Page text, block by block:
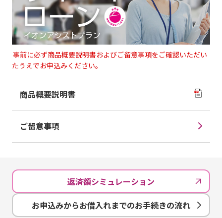
事前に必ず商品概要説明書およびご留意事項をご確認いただい
たうえでお申込みください。
商品概要説明書
ご留意事項
返済額シミュレーション
お申込みからお借入れまでのお手続きの流れ